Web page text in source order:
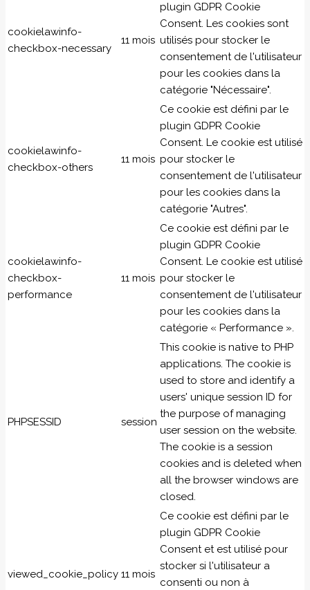
cookielawinfo-
checkbox-necessary
11 mois
plugin GDPR Cookie
Consent. Les cookies sont
utilisés pour stocker le
consentement de l'utilisateur
pour les cookies dans la
catégorie "Nécessaire".
cookielawinfo-
checkbox-others
11 mois
Ce cookie est défini par le
plugin GDPR Cookie
Consent. Le cookie est utilisé
pour stocker le
consentement de l'utilisateur
pour les cookies dans la
catégorie "Autres".
cookielawinfo-
checkbox-
performance
11 mois
Ce cookie est défini par le
plugin GDPR Cookie
Consent. Le cookie est utilisé
pour stocker le
consentement de l'utilisateur
pour les cookies dans la
catégorie « Performance ».
PHPSESSID session
This cookie is native to PHP
applications. The cookie is
used to store and identify a
users' unique session ID for
the purpose of managing
user session on the website.
The cookie is a session
cookies and is deleted when
all the browser windows are
closed.
viewed_cookie_policy 11 mois
Ce cookie est défini par le
plugin GDPR Cookie
Consent et est utilisé pour
stocker si l'utilisateur a
consenti ou non à